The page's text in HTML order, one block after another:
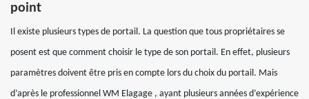
point
Il existe plusieurs types de portail. La question que tous propriétaires se
posent est que comment choisir le type de son portail. En effet, plusieurs
paramètres doivent être pris en compte lors du choix du portail. Mais
d’après le professionnel WM Elagage , ayant plusieurs années d’expérience